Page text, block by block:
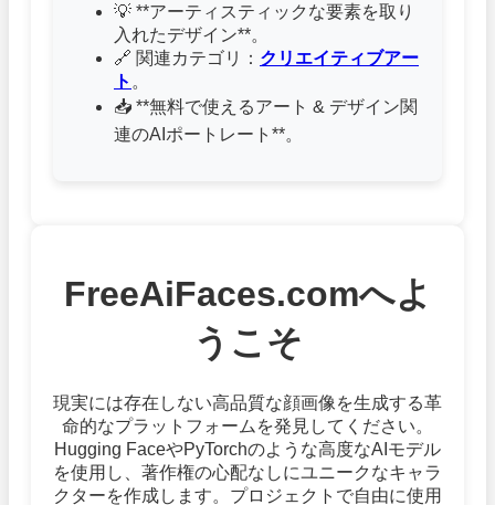
💡 **アーティスティックな要素を取り
入れたデザイン**。
🔗 関連カテゴリ： クリエイティブアー
ト 。
📥 **無料で使えるアート & デザイン関
連のAIポートレート**。
FreeAiFaces.comへよ
うこそ
現実には存在しない高品質な顔画像を生成する革
命的なプラットフォームを発見してください。
Hugging FaceやPyTorchのような高度なAIモデル
を使用し、著作権の心配なしにユニークなキャラ
クターを作成します。プロジェクトで自由に使用